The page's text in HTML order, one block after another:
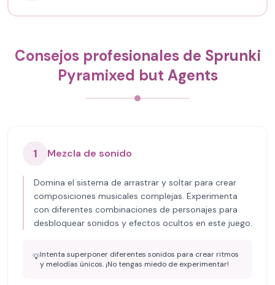
Consejos profesionales de Sprunki
Pyramixed but Agents
1 Mezcla de sonido
Domina el sistema de arrastrar y soltar para crear
composiciones musicales complejas. Experimenta
con diferentes combinaciones de personajes para
desbloquear sonidos y efectos ocultos en este juego.
💡Intenta superponer diferentes sonidos para crear ritmos
y melodías únicos. ¡No tengas miedo de experimentar!